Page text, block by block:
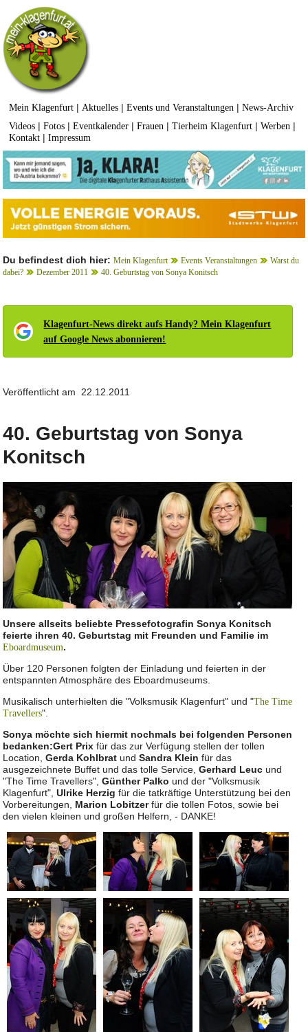
Mein Klagenfurt | Aktuelles |Events und Veranstaltungen |News-Archiv
Videos |Fotos |Eventkalender |Frauen |Tierheim Klagenfurt |Werben |
Kontakt |Impressum
Du befindest dich hier: Mein Klagenfurt Events Veranstaltungen
Warst du
dabei?
Dezember 2011 40. Geburtstag von Sonya Konitsch
Klagenfurt-News direkt aufs Handy? Mein Klagenfurt
auf Google News abonnieren!
Veröffentlicht am 22.12.2011
40. Geburtstag von Sonya
Konitsch
Unsere allseits beliebte Pressefotografin Sonya Konitsch
feierte ihren 40. Geburtstag mit Freunden und Familie im
Eboardmuseum.
Über 120 Personen folgten der Einladung und feierten in der
entspannten Atmosphäre des Eboardmuseums.
Musikalisch unterhielten die "Volksmusik Klagenfurt" und "The Time
Travellers".
Sonya möchte sich hiermit nochmals bei folgenden Personen
bedanken:Gert Prix für das zur Verfügung stellen der tollen
Location,Gerda Kohlbrat undSandra Klein für das
ausgezeichnete Buffet und das tolle Service,Gerhard Leuc und
"The Time Travellers",Günther Palko und der "Volksmusik
Klagenfurt",Ulrike Herzig für die tatkräftige Unterstützung bei den
Vorbereitungen, Marion Lobitzerfür die tollen Fotos, sowie bei
den vielen kleinen und großen Helfern, - DANKE!